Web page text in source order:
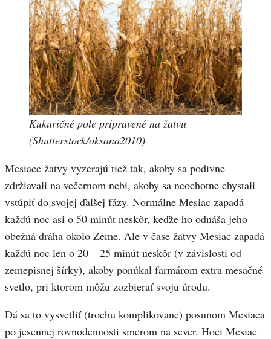
Kukuričné pole pripravené na žatvu
(Shutterstock/oksana2010)
Mesiace žatvy vyzerajú tiež tak, akoby sa podivne
zdržiavali na večernom nebi, akoby sa neochotne chystali
vstúpiť do svojej ďalšej fázy. Normálne Mesiac zapadá
každú noc asi o 50 minút neskôr, keďže ho odnáša jeho
obežná dráha okolo Zeme. Ale v čase žatvy Mesiac zapadá
každú noc len o 20 – 25 minút neskôr (v závislosti od
zemepisnej šírky), akoby ponúkal farmárom extra mesačné
svetlo, pri ktorom môžu zozbierať svoju úrodu.
Dá sa to vysvetliť (trochu komplikovane) posunom Mesiaca
po jesennej rovnodennosti smerom na sever. Hoci Mesiac